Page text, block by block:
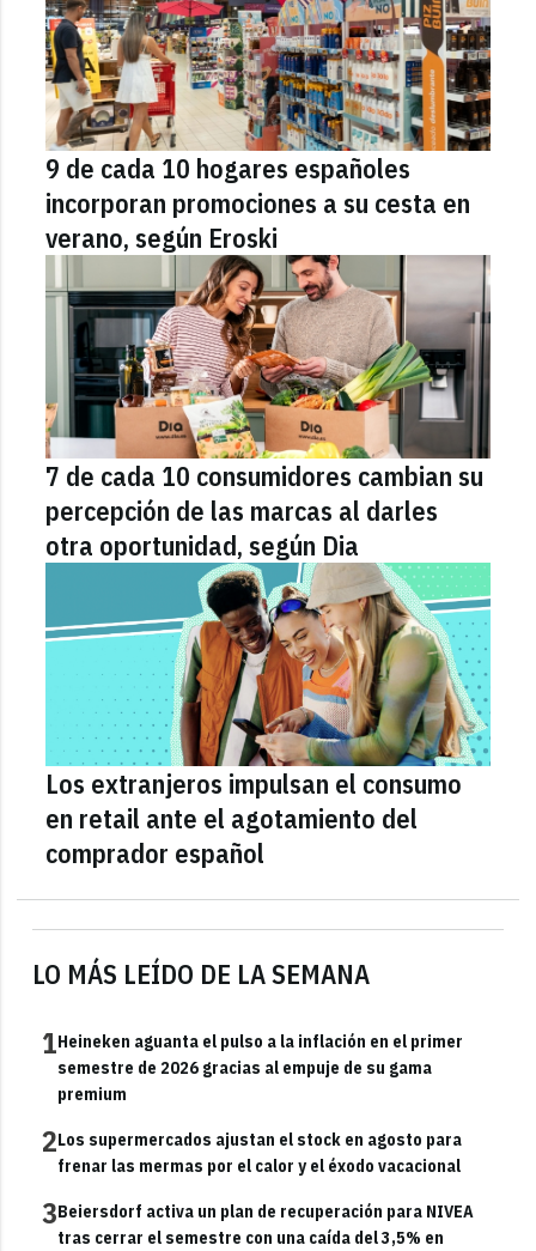
LO MÁS LEÍDO DE LA SEMANA
1Heineken aguanta el pulso a la inflación en el primer
semestre de 2026 gracias al empuje de su gama
premium
2Los supermercados ajustan el stock en agosto para
frenar las mermas por el calor y el éxodo vacacional
3Beiersdorf activa un plan de recuperación para NIVEA
tras cerrar el semestre con una caída del 3,5% en
9 de cada 10 hogares españoles
incorporan promociones a su cesta en
verano, según Eroski
7 de cada 10 consumidores cambian su
percepción de las marcas al darles
otra oportunidad, según Dia
Los extranjeros impulsan el consumo
en retail ante el agotamiento del
comprador español